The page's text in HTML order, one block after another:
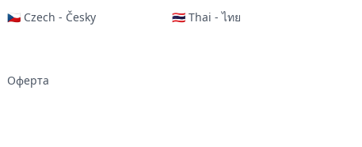
🇨🇿 Czech - Česky 🇹🇭 Thai - ไทย
Оферта